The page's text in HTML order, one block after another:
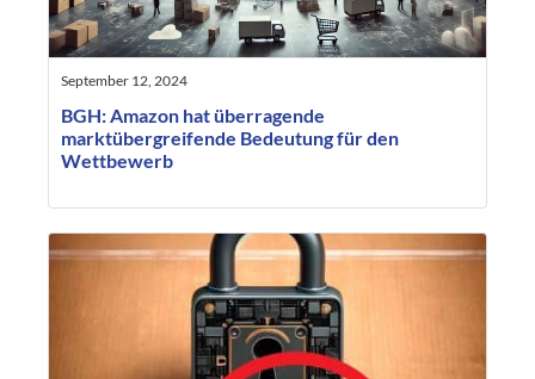
September 12, 2024
BGH: Amazon hat überragende
marktübergreifende Bedeutung für den
Wettbewerb